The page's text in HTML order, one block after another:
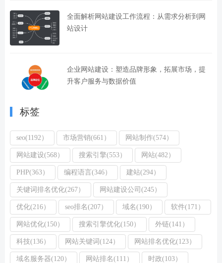
全面解析网站建设工作流程：从需求分析到网
站设计
企业网站建设：塑造品牌形象，拓展市场，提
升客户服务与数据价值
标签
seo(1192） 市场营销(661） 网站制作(574）
网站建设(568） 搜索引擎(553） 网站(482）
PHP(363） 编程语言(346） 建站(294）
关键词排名优化(267） 网站建设公司(245）
优化(216） seo排名(207） 域名(190） 软件(171）
网站优化(150） 搜索引擎优化(150） 外链(141）
科技(136） 网站关键词(124） 网站排名优化(123）
域名服务器(120） 网站排名(111） 时政(103）